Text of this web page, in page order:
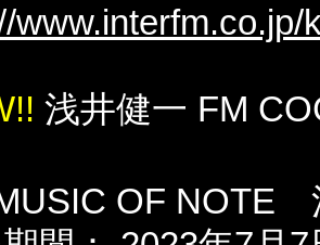
www.interfm.co.jp/
浅井健一 FM
OF NOTE